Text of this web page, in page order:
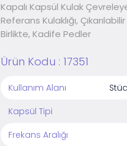
Kapalı Kapsül Kulak
Referans Kulaklığı,
Birlikte, Kadife Pedler
Ürün Kodu : 17351
Kullanım Alanı
Kapsül Tipi
Frekans Aralığı